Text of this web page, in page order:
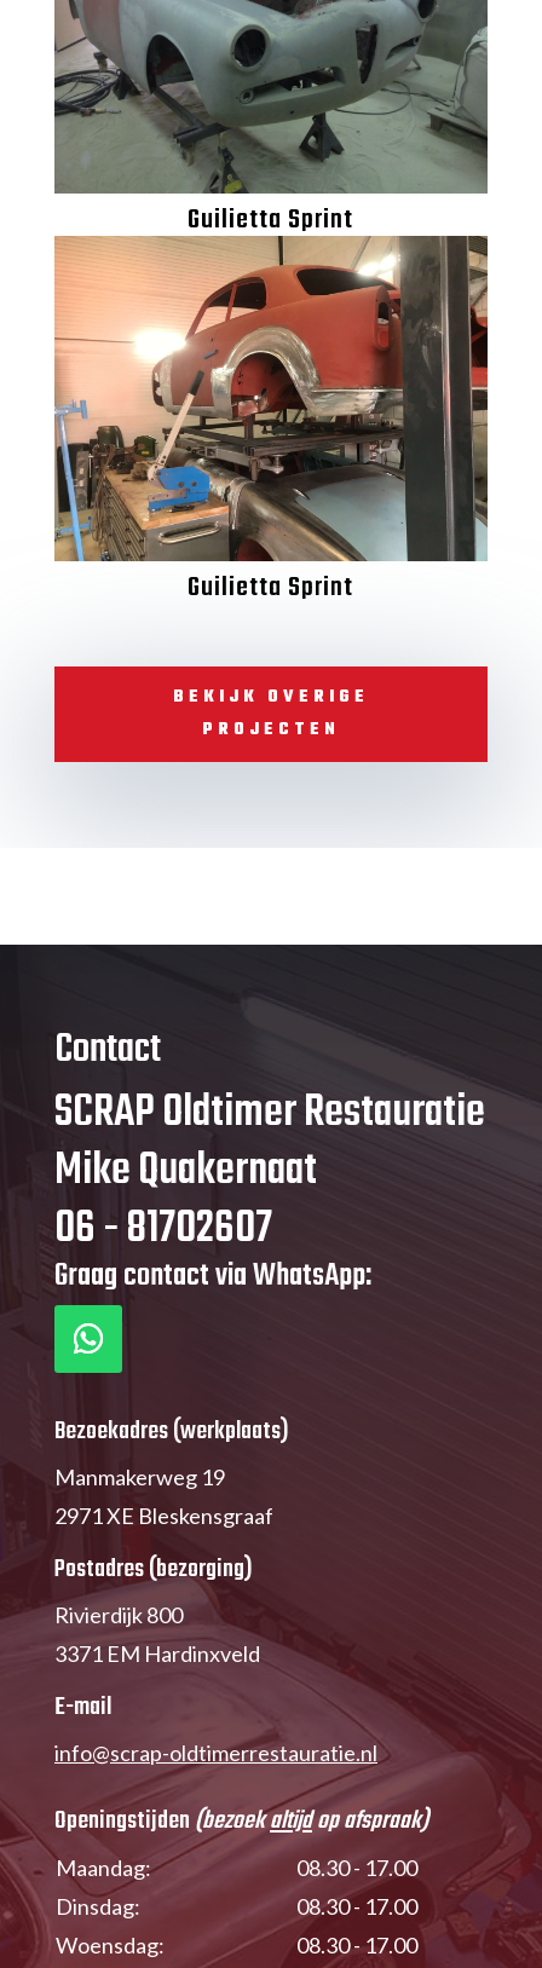
Guilietta Sprint
Guilietta Sprint
BEKIJK OVERIGE
PROJECTEN
Contact
SCRAP Oldtimer Restauratie
Mike Quakernaat
06 - 81702607
Graag contact via WhatsApp:
Bezoekadres (werkplaats)
Manmakerweg 19
2971 XE Bleskensgraaf
Postadres (bezorging)
Rivierdijk 800
3371 EM Hardinxveld
E-mail
info@scrap-oldtimerrestauratie.nl
Openingstijden(bezoekaltijdop afspraak)
Maandag:
Dinsdag:
Woensdag:
08.30 - 17.00
08.30 - 17.00
08.30 - 17.00